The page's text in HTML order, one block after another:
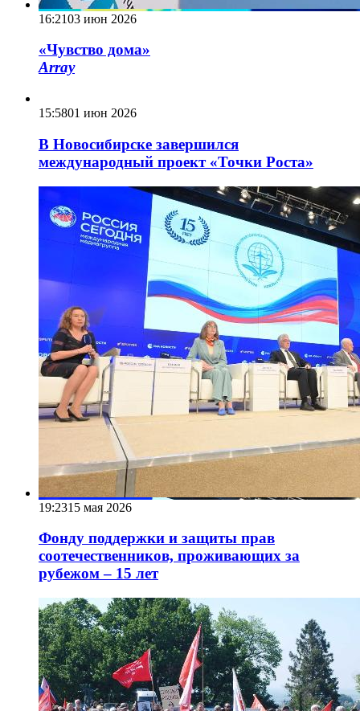
16:2103 июн 2026
«Чувство дома»
Array
15:5801 июн 2026
В Новосибирске завершился
международный проект «Точки Роста»
19:2315 мая 2026
Фонду поддержки и защиты прав
соотечественников, проживающих за
рубежом – 15 лет